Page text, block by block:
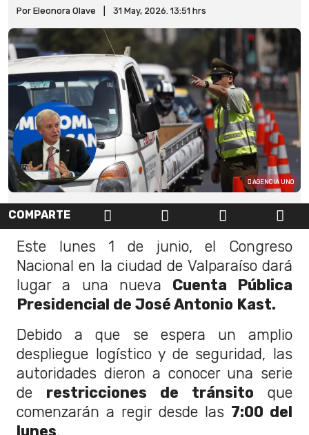
Por Eleonora Olave 31 May, 2026. 13:51 hrs
AGENCIA UNO
COMPARTE
Este lunes 1 de junio, el Congreso
Nacional en la ciudad de Valparaíso dará
lugar a una nueva Cuenta Pública
Presidencial de José Antonio Kast.
Debido a que se espera un amplio
despliegue logístico y de seguridad, las
autoridades dieron a conocer una serie
de restricciones de tránsito que
comenzarán a regir desde las 7:00 del
lunes.